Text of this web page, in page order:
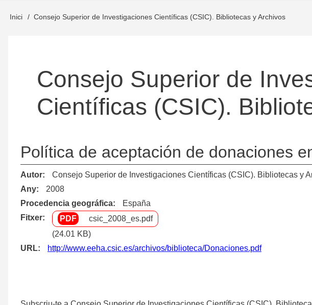
menu
Inici Consejo Superior de Investigaciones Científicas (CSIC). Bibliotecas y Archivos
Consejo Superior de
Científicas (CSIC).
Política de aceptación de donaciones
Autor
Consejo Superior de Investigaciones Científicas (CSIC). Bibliotecas y
Any
2008
Procedencia geográfica
España
Fitxer
csic_2008_es.pdf
(24.01 KB)
URL
http://www.eeha.csic.es/archivos/biblioteca/Donaciones.pdf